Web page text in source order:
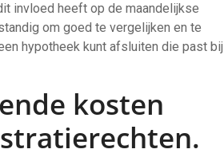
invloed heeft op de maandelijkse
om goed te vergelijken en te
hypotheek kunt afsluiten die past bij
kosten